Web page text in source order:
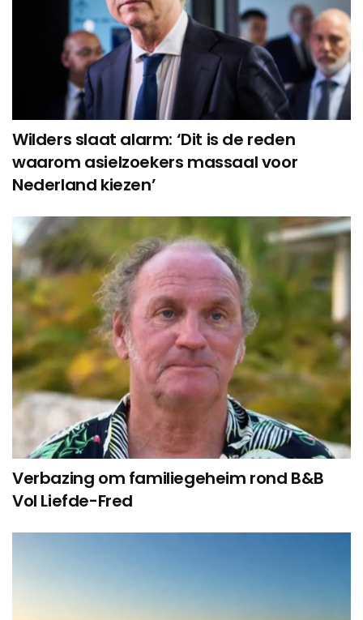
Wilders slaat alarm: ‘Dit is de reden
waarom asielzoekers massaal voor
Nederland kiezen’
Verbazing om familiegeheim rond B&B
Vol Liefde-Fred